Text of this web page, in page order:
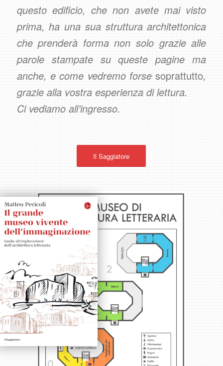
questo edificio, che non avete mai visto
prima, ha una sua struttura architettonica
che prenderà forma non solo grazie alle
parole stampate su queste pagine ma
anche, e come vedremo forsesoprattutto,
grazie alla vostra esperienza di lettura.
Ci vediamo all’ingresso.
Il Saggiatore